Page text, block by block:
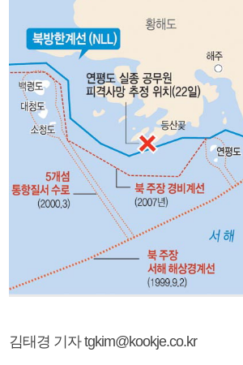
김태경 기자 tgkim@kookje.co.kr